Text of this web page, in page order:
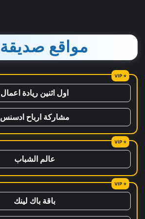
مواقع صديقة
اول اثنين ريادة اعمال
مشاركة ارباح ادسنس
عالم الشباب
باقة باك لينك